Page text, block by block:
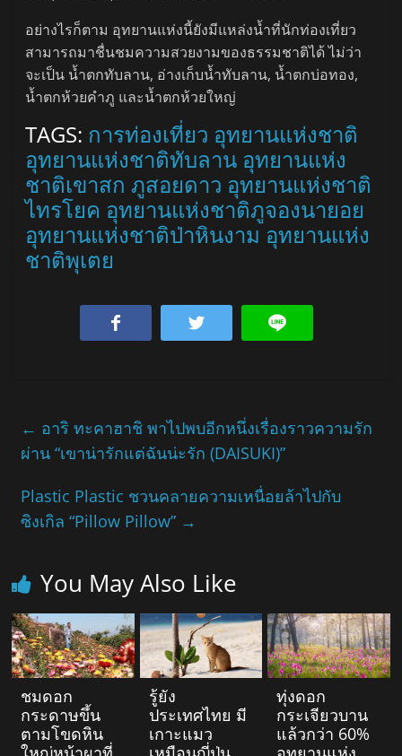
อย่างไรก็ตาม อุทยานแห่งนี้ยังมีแหล่งน้ำที่นักท่องเที่ยว
สามารถมาชื่นชมความสวยงามของธรรมชาติได้ ไม่ว่า
จะเป็น น้ำตกทับลาน, อ่างเก็บน้ำทับลาน, น้ำตกบ่อทอง,
น้ำตกห้วยคำภู และน้ำตกห้วยใหญ่
TAGS: การท่องเที่ยว อุทยานแห่งชาติ
อุทยานแห่งชาติทับลาน อุทยานแห่ง
ชาติเขาสก ภูสอยดาว อุทยานแห่งชาติ
ไทรโยค อุทยานแห่งชาติภูจองนายอย
อุทยานแห่งชาติป่าหินงาม อุทยานแห่ง
ชาติพุเตย
← อาริ ทะคาฮาชิ พาไปพบอีกหนึ่งเรื่องราวความรัก
ผ่าน “เขาน่ารักแต่ฉันน่ะรัก (DAISUKI)”
Plastic Plastic ชวนคลายความเหนื่อยล้าไปกับ
ซิงเกิล “Pillow Pillow” →
You May Also Like
ชมดอก
กระดาษขึ้น
ตามโขดหิน
รู้ยัง
ประเทศไทย มี
เกาะแมว
ทุ่งดอก
กระเจียวบาน
แล้วกว่า 60%